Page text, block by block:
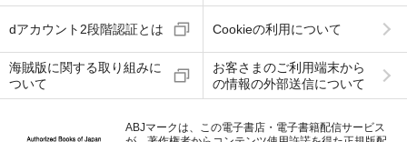
dアカウント2段階認証とは Cookieの利用について
海賊版に関する取り組みに
ついて
お客さまのご利用端末から
の情報の外部送信について
ABJマークは、この電子書店・電子書籍配信サービス